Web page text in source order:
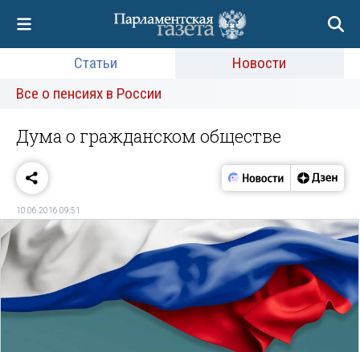
Статьи
Новости
Все о пенсиях в России
Дума о гражданском обществе
10.06.2016 09:51